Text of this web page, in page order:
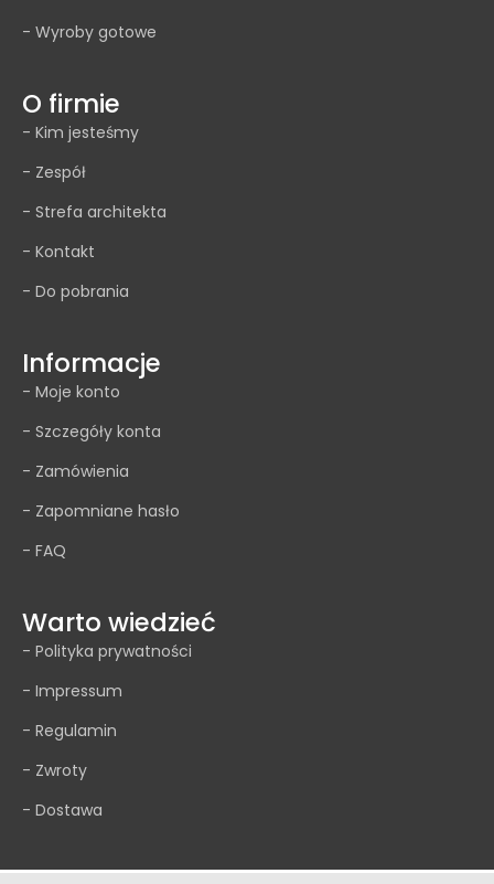
- Wyroby gotowe
O firmie
- Kim jesteśmy
- Zespół
- Strefa architekta
- Kontakt
- Do pobrania
Informacje
- Moje konto
- Szczegóły konta
- Zamówienia
- Zapomniane hasło
- FAQ
Warto wiedzieć
- Polityka prywatności
- Impressum
- Regulamin
- Zwroty
- Dostawa